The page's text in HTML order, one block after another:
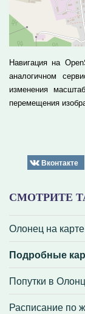
СМОТРИТЕ
Олонец на
Подробные
Попутки в
Расписание по
Навигация на
аналогичном
изменения
перемещения
Вконтакте